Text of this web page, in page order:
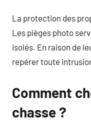
La protection des
Les pièges photo
isolés. En raison de
repérer toute
Comment
chasse ?